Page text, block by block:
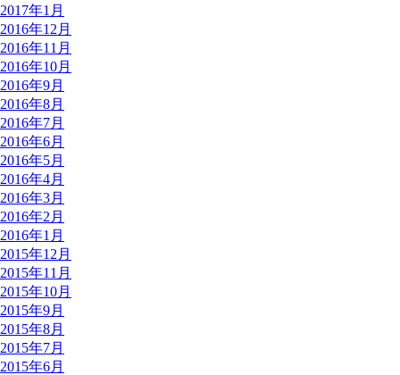
2017年1月
2016年12月
2016年11月
2016年10月
2016年9月
2016年8月
2016年7月
2016年6月
2016年5月
2016年4月
2016年3月
2016年2月
2016年1月
2015年12月
2015年11月
2015年10月
2015年9月
2015年8月
2015年7月
2015年6月